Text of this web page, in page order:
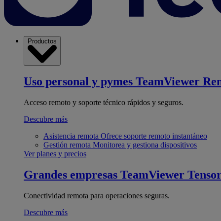
Productos
Uso personal y pymes TeamViewer
Acceso remoto y soporte técnico rápidos y seguros.
Descubre más
Asistencia remota Ofrece soporte remoto instantáneo
Gestión remota Monitorea y gestiona dispositivos
Ver planes y precios
Grandes empresas TeamViewer Tensor
Conectividad remota para operaciones seguras.
Descubre más